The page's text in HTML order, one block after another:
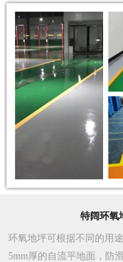
特阔环氧
环氧地坪可根据不同的用
5mm厚的自流平地面，防